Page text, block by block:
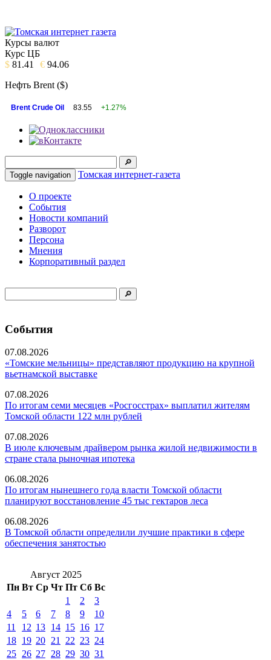
Курсы валют
Курс ЦБ
$ 81.41 € 94.06
Нефть Brent ($)
Brent Crude Oil 83.55 +1.27%
Toggle navigation Томская интернет-газета
О проекте
События
Новости компаний
Разворот
Персона
Мнения
Корпоративный раздел
События
07.08.2026
«Томские мельницы» представляют продукцию на крупной
вьетнамской выставке
07.08.2026
По итогам семи месяцев «Росгосстрах» выплатил жителям
Томской области 122 млн рублей
07.08.2026
В июле ключевым драйвером рынка жилой недвижимости в
стране стала рыночная ипотека
06.08.2026
По итогам нынешнего года власти Томской области
планируют восстановление 45 тыс гектаров леса
06.08.2026
В Томской области определили лучшие практики в сфере
обеспечения занятостью
Август 2025
Пн Вт Ср Чт Пт Сб Вс
1 2
3
4
5 6 7 8 9
10
11
12 13 14 15 16 17
18 19 20 21 22 23 24
25 26 27 28 29 30 31